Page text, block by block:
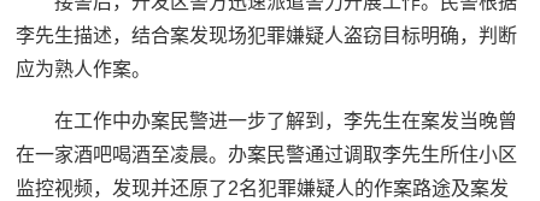
李先生描述，结合案发现场犯罪嫌疑人盗窃目标明确，判断
应为熟人作案。
在工作中办案民警进一步了解到，李先生在案发当晚曾
在一家酒吧喝酒至凌晨。办案民警通过调取李先生所住小区
监控视频，发现并还原了2名犯罪嫌疑人的作案路途及案发